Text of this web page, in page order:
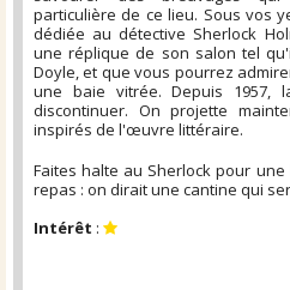
particulière de ce lieu. Sous vos
dédiée au détective Sherlock
une réplique de son salon tel
Doyle, et que vous pourrez
une baie vitrée. Depuis 1957,
discontinuer. On projette
inspirés de l'œuvre littéraire.
Faites halte au Sherlock pour
repas : on dirait une cantine qui
Intérêt :